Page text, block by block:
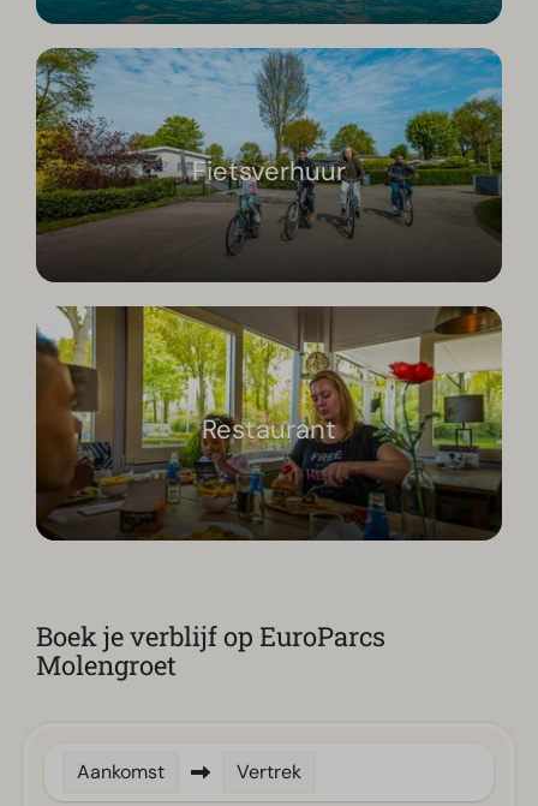
Fietsverhuur
Restaurant
Boek je verblijf op EuroParcs
Molengroet
Aankomst Vertrek